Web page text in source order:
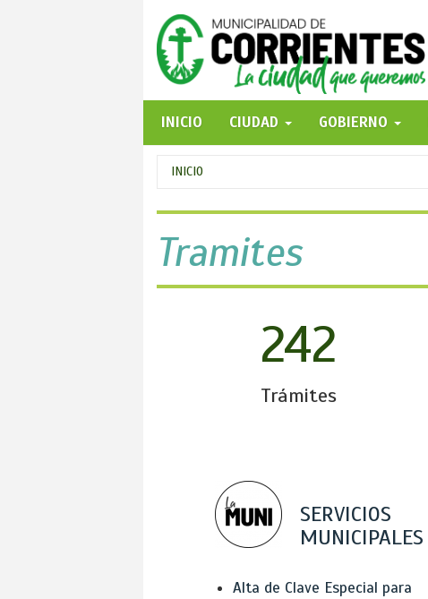
INICIO
CIUDAD GOBIERNO
Se
encuentra
usted
aquí
INICIO
Tramites
242
Trámites
SERVICIOS
MUNICIPALES
Alta de Clave Especial para